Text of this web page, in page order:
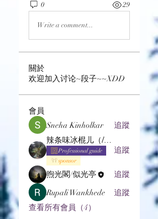
0 29
Write a comment...
關於
欢迎加入讨论~段子~~XDD
會員
Sneha Kinholkar
追蹤
辣条味冰棍儿（lof别玩了要氪金的）
Professional guide
sponsor
追蹤
煦光閣/似光亭
追蹤
Rupali Wankhede
追蹤
查看所有會員（4）